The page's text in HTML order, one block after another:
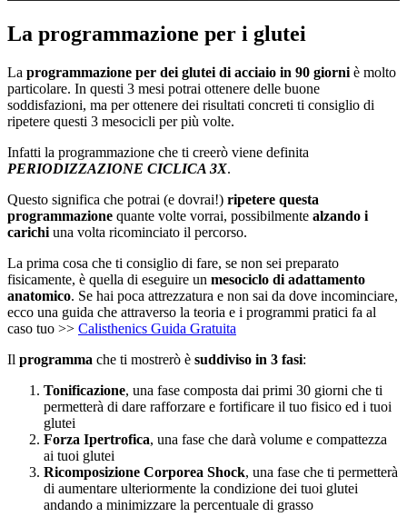
La programmazione per i glutei
La programmazione per dei glutei di acciaio in 90 giorni è molto
particolare. In questi 3 mesi potrai ottenere delle buone
soddisfazioni, ma per ottenere dei risultati concreti ti consiglio di
ripetere questi 3 mesocicli per più volte.
Infatti la programmazione che ti creerò viene definita
PERIODIZZAZIONE CICLICA 3X.
Questo significa che potrai (e dovrai!) ripetere questa
programmazione quante volte vorrai, possibilmente alzando i
carichi una volta ricominciato il percorso.
La prima cosa che ti consiglio di fare, se non sei preparato
fisicamente, è quella di eseguire un mesociclo di adattamento
anatomico. Se hai poca attrezzatura e non sai da dove incominciare,
ecco una guida che attraverso la teoria e i programmi pratici fa al
caso tuo >> Calisthenics Guida Gratuita
Il programma che ti mostrerò è suddiviso in 3 fasi:
Tonificazione, una fase composta dai primi 30 giorni che ti
permetterà di dare rafforzare e fortificare il tuo fisico ed i tuoi
glutei
Forza Ipertrofica, una fase che darà volume e compattezza
ai tuoi glutei
Ricomposizione Corporea Shock, una fase che ti permetterà
di aumentare ulteriormente la condizione dei tuoi glutei
andando a minimizzare la percentuale di grasso